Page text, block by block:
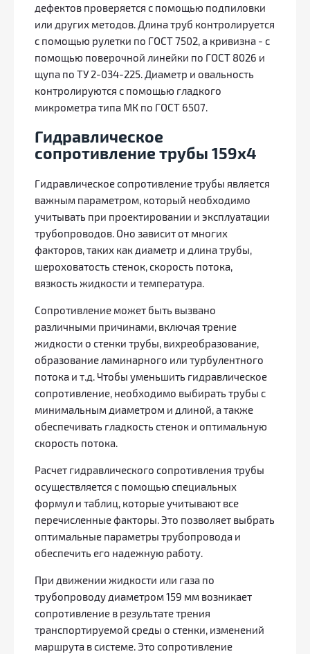
дефектов проверяется с помощью подпиловки
или других методов. Длина труб контролируется
с помощью рулетки по ГОСТ 7502, а кривизна - с
помощью поверочной линейки по ГОСТ 8026 и
щупа по ТУ 2-034-225. Диаметр и овальность
контролируются с помощью гладкого
микрометра типа МК по ГОСТ 6507.
Гидравлическое
сопротивление трубы 159х4
Гидравлическое сопротивление трубы является
важным параметром, который необходимо
учитывать при проектировании и эксплуатации
трубопроводов. Оно зависит от многих
факторов, таких как диаметр и длина трубы,
шероховатость стенок, скорость потока,
вязкость жидкости и температура.
Сопротивление может быть вызвано
различными причинами, включая трение
жидкости о стенки трубы, вихреобразование,
образование ламинарного или турбулентного
потока и т.д. Чтобы уменьшить гидравлическое
сопротивление, необходимо выбирать трубы с
минимальным диаметром и длиной, а также
обеспечивать гладкость стенок и оптимальную
скорость потока.
Расчет гидравлического сопротивления трубы
осуществляется с помощью специальных
формул и таблиц, которые учитывают все
перечисленные факторы. Это позволяет выбрать
оптимальные параметры трубопровода и
обеспечить его надежную работу.
При движении жидкости или газа по
трубопроводу диаметром 159 мм возникает
сопротивление в результате трения
транспортируемой среды о стенки, изменений
маршрута в системе. Это сопротивление